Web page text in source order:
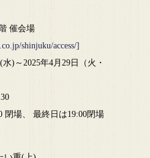
催会場
shinjuku/access/]
)～2025年4月29日（火・
閉場、 最終日は19:00閉場